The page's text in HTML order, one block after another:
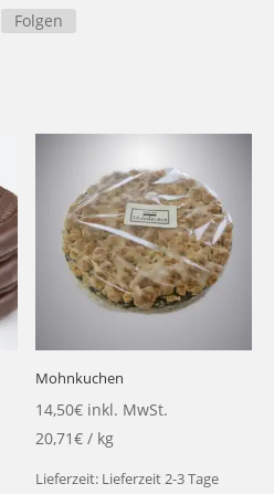
Folgen
Mohnkuchen
14,50€ inkl. MwSt.
20,71€ / kg
Lieferzeit: Lieferzeit 2-3 Tage